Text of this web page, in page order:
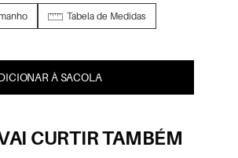
Tabela de Medidas
À SACOLA
CURTIR TAMBÉM